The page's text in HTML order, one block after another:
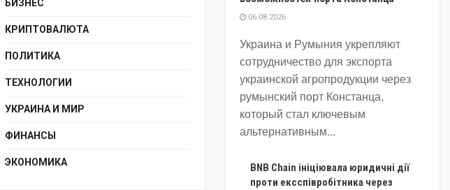
БИЗНЕС
КРИПТОВАЛЮТА
ПОЛИТИКА
ТЕХНОЛОГИИ
УКРАИНА И МИР
ФИНАНСЫ
ЭКОНОМИКА
06.08.2026
Украина и Румыния укрепляют
сотрудничество для экспорта
украинской агропродукции через
румынский порт Констанца,
который стал ключевым
альтернативным...
BNB Chain ініціювала юридичні дії
проти ексспівробітника через